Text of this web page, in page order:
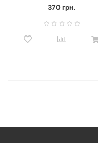
370 грн.